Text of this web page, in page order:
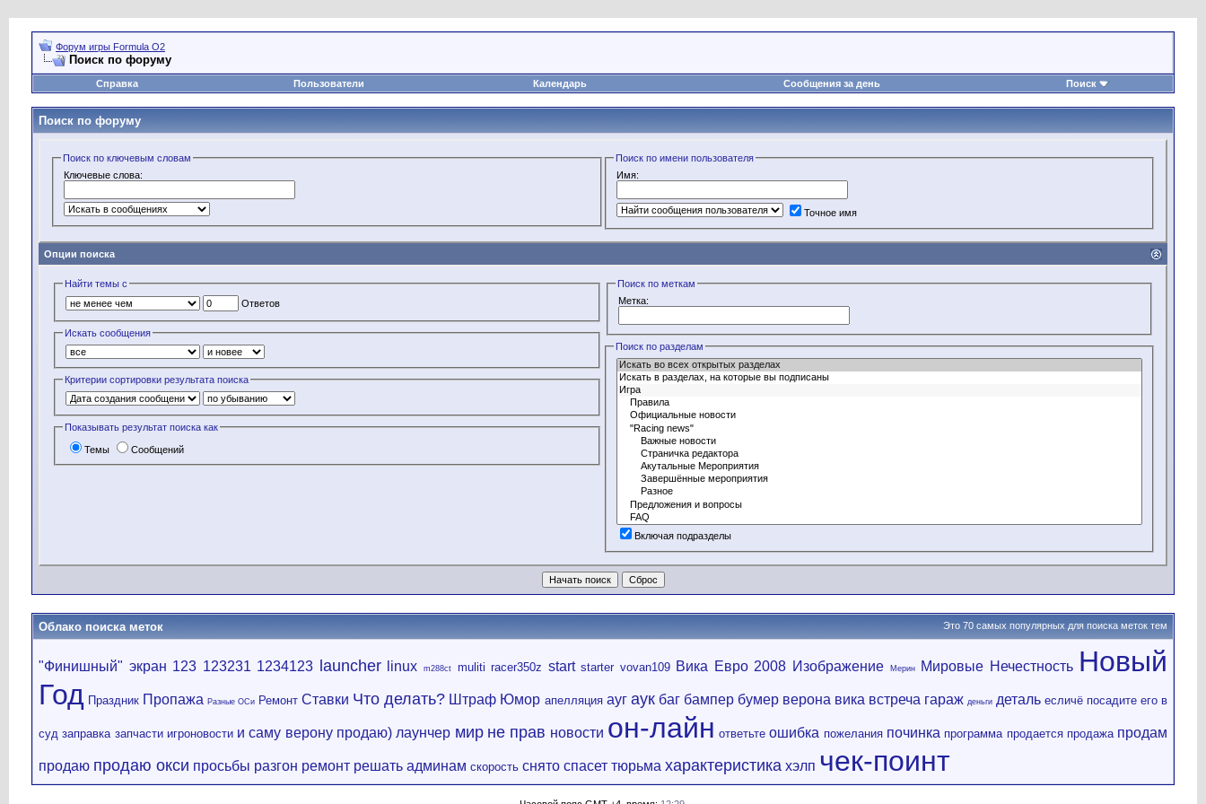
Форум игры Formula O2
Поиск по форуму
Справка Пользователи Календарь Сообщения за день Поиск
Поиск по форуму
Поиск по ключевым словам
Ключевые слова:
Поиск по имени пользователя
Имя:
Точное имя
Опции поиска
Найти темы с
Ответов
Искать сообщения
Критерии сортировки результата поиска
Показывать результат поиска как
Темы Сообщений
Поиск по меткам
Метка:
Поиск по разделам
Включая подразделы
Это 70 самых популярных для поиска меток тем
Облако поиска меток
"Финишный" экран 123 123231 1234123 launcher linux m288ct muliti racer350z start starter vovan109 Вика Евро 2008 Изображение Мерин Мировые Нечестность Новый
Год Праздник Пропажа Разные ОСи Ремонт Ставки Что делать? Штраф Юмор апелляция ауг аук баг бампер бумер верона вика встреча гараж деньги деталь есличё посадите его в
суд заправка запчасти игроновости и саму верону продаю) лаунчер мир не прав новости он-лайн ответьте ошибка пожелания починка программа продается продажа продам
продаю продаю окси просьбы разгон ремонт решать админам скорость снято спасет тюрьма характеристика хэлп чек-поинт